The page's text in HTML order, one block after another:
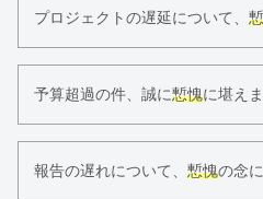
プロジェクトの遅延について、
予算超過の件、誠に慙愧に堪え
報告の遅れについて、 慙愧の念